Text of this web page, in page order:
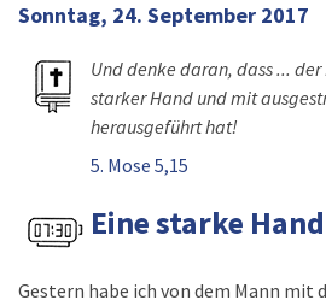
Sonntag, 24. September 2017
Und denke daran, dass ...
starker Hand und mit
herausgeführt hat!
5. Mose 5,15
Eine starke
Gestern habe ich von dem Mann mit